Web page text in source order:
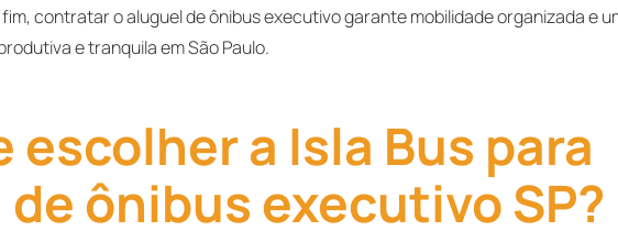
contratar o aluguel de ônibus executivo garante mobilidade organizada e
e tranquila em São Paulo.
escolher a Isla Bus para
ônibus executivo SP?